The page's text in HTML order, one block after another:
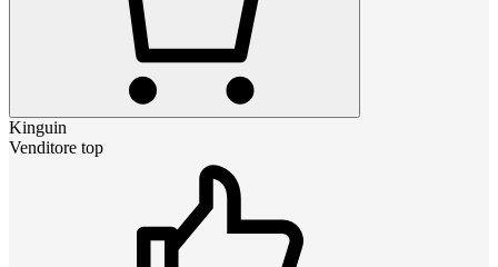
Kinguin
Venditore top